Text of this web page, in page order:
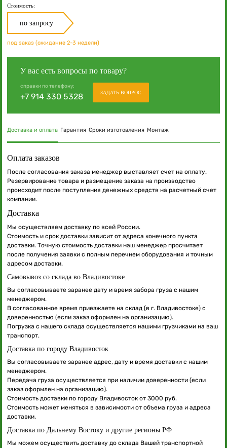
Стоимость:
по запросу
под заказ (ожидание 2-3 недели)
У вас есть вопросы по товару?
справки по телефону:
+7 914 330 5328 ЗАДАТЬ ВОПРОС
Доставка и оплата Гарантия Сроки изготовления Монтаж
Оплата заказов
После согласования заказа менеджер выставляет счет на оплату.
Резервирование товара и размещение заказа на производство
происходит после поступления денежных средств на расчетный счет
компании.
Доставка
Мы осуществляем доставку по всей России.
Стоимость и срок доставки зависит от адреса конечного пункта
доставки. Точную стоимость доставки наш менеджер просчитает
после получения заявки с полным перечнем оборудования и точным
адресом доставки.
Самовывоз со склада во Владивостоке
Вы согласовываете заранее дату и время забора груза с нашим
менеджером.
В согласованное время приезжаете на склад (в г. Владивостоке) с
доверенностью (если заказ оформлен на организацию).
Погрузка с нашего склада осуществляется нашими грузчиками на ваш
транспорт.
Доставка по городу Владивосток
Вы согласовываете заранее адрес, дату и время доставки с нашим
менеджером.
Передача груза осуществляется при наличии доверенности (если
заказ оформлен на организацию).
Стоимость доставки по городу Владивосток от 3000 руб.
Стоимость может меняться в зависимости от объема груза и адреса
доставки.
Доставка по Дальнему Востоку и другие регионы РФ
Мы можем осуществить доставку до склада Вашей транспортной